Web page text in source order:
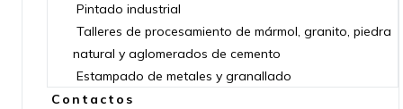
Pintado industrial
Talleres de procesamiento de mármol, granito, piedra
natural y aglomerados de cemento
Estampado de metales y granallado
Contactos